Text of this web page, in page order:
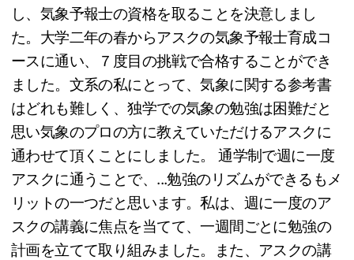
し、気象予報士の資格を取ることを決意しまし
た。大学二年の春からアスクの気象予報士育成コ
ースに通い、７度目の挑戦で合格することができ
ました。文系の私にとって、気象に関する参考書
はどれも難しく、独学での気象の勉強は困難だと
思い気象のプロの方に教えていただけるアスクに
通わせて頂くことにしました。 通学制で週に一度
アスクに通うことで、...勉強のリズムができるもメ
リットの一つだと思います。私は、週に一度のア
スクの講義に焦点を当てて、一週間ごとに勉強の
計画を立てて取り組みました。また、アスクの講